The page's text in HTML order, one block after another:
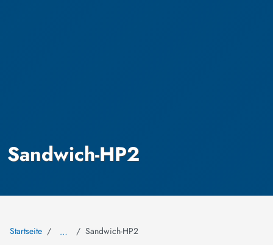
Sandwich-HP2
Startseite … Sandwich-HP2